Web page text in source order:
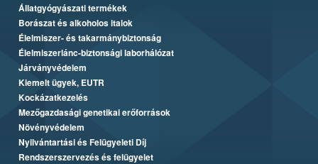
Állatgyógyászati termékek
Borászat és alkoholos italok
Élelmiszer- és takarmánybiztonság
Élelmiszerlánc-biztonsági laborhálózat
Járványvédelem
Kiemelt ügyek, EUTR
Kockázatkezelés
Mezőgazdasági genetikai erőforrások
Növényvédelem
Nyilvántartási és Felügyeleti Díj
Rendszerszervezés és felügyelet